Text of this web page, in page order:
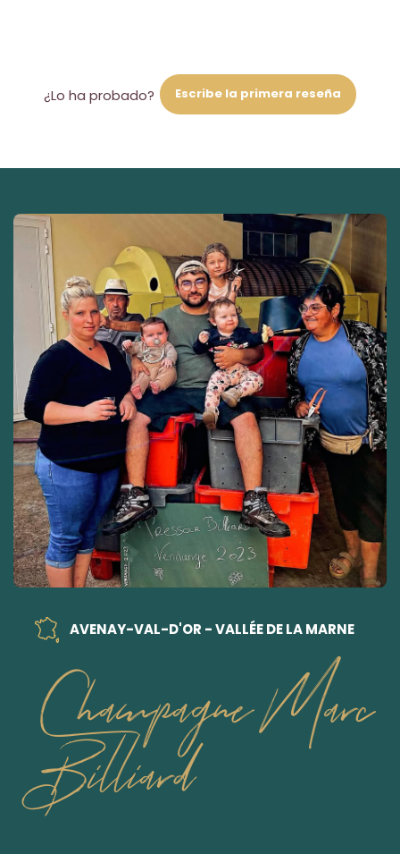
¿Lo ha probado? Escribe la primera reseña
AVENAY-VAL-D'OR - VALLÉE DE LA MARNE
Champagne Marc
Billiard